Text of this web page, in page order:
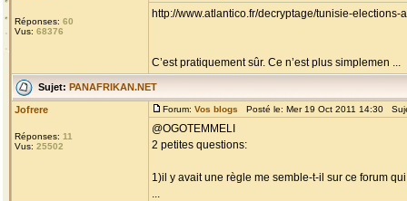
Réponses: 60
Vus: 68376
http://www.atlantico.fr/decryptage/tunisie-
C’est pratiquement sûr. Ce n’est plus simplemen ...
Sujet: PANAFRIKAN.NET
Jofrere
Réponses: 11
Vus: 25502
Forum: Vos blogs Posté le: Mer 19 Oct 2011 14:30
@OGOTEMMELI
2 petites questions:
1)il y avait une règle me semble-t-il sur ce forum
...